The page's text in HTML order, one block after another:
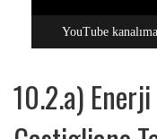
YouTube
10.2.a)